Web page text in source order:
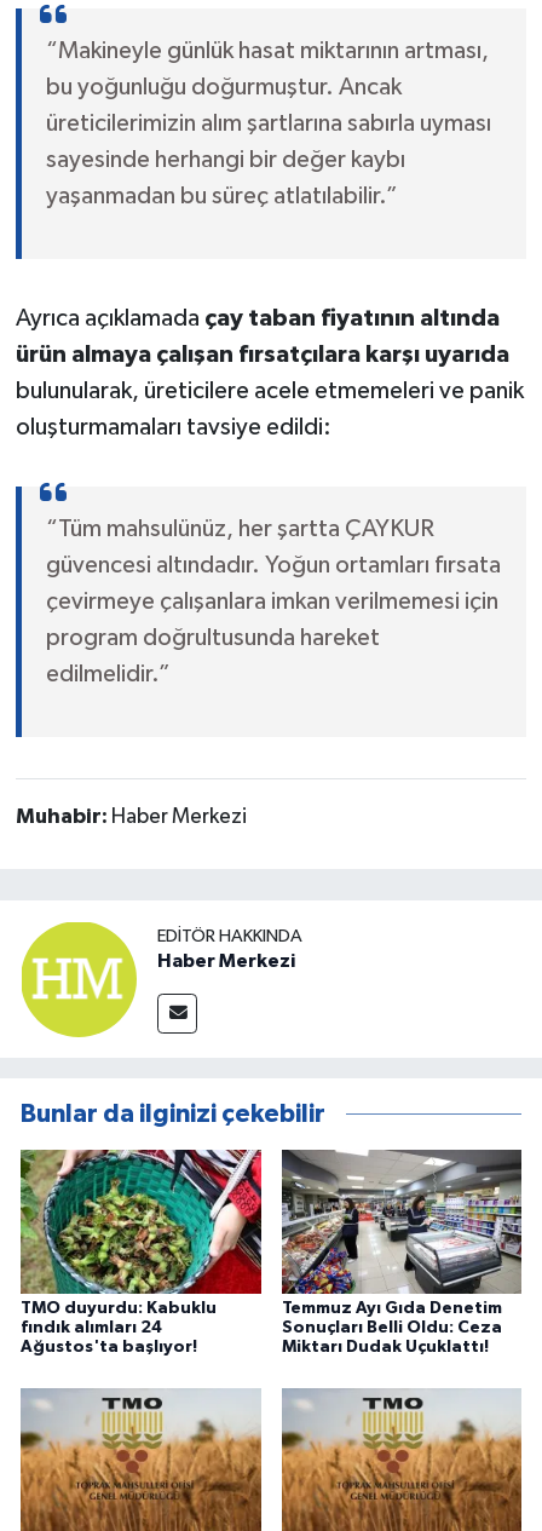
“Makineyle günlük hasat miktarının artması,
bu yoğunluğu doğurmuştur. Ancak
üreticilerimizin alım şartlarına sabırla uyması
sayesinde herhangi bir değer kaybı
yaşanmadan bu süreç atlatılabilir.”
Ayrıca açıklamada çay taban fiyatının altında
ürün almaya çalışan fırsatçılara karşı uyarıda
bulunularak, üreticilere acele etmemeleri ve panik
oluşturmamaları tavsiye edildi:
“Tüm mahsulünüz, her şartta ÇAYKUR
güvencesi altındadır. Yoğun ortamları fırsata
çevirmeye çalışanlara imkan verilmemesi için
program doğrultusunda hareket
edilmelidir.”
Muhabir: Haber Merkezi
EDITÖR HAKKINDA
Haber Merkezi
Bunlar da ilginizi çekebilir
TMO duyurdu: Kabuklu
fındık alımları 24
Ağustos'ta başlıyor!
Temmuz Ayı Gıda Denetim
Sonuçları Belli Oldu: Ceza
Miktarı Dudak Uçuklattı!